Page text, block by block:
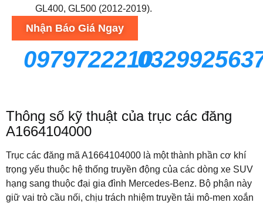
GL400, GL500 (2012-2019).
Nhận Báo Giá Ngay
0979722210
Thông số kỹ thuật của trục các đăng
A1664104000
Trục các đăng mã A1664104000 là một thành phần cơ khí
trọng yếu thuộc hệ thống truyền động của các dòng xe SUV
hạng sang thuộc đại gia đình Mercedes-Benz. Bộ phận này
giữ vai trò cầu nối, chịu trách nhiệm truyền tải mô-men xoắn